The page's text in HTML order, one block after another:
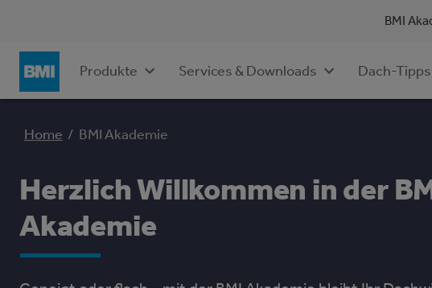
BMI
Produkte Services & Downloads Dach-
Home / BMI Akademie
Herzlich Willkommen in der
Akademie